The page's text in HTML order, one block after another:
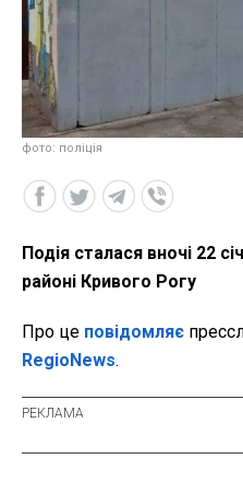
фото: поліція
Подія сталася вночі 22
районі Кривого Рогу
Про це повідомляє
RegioNews.